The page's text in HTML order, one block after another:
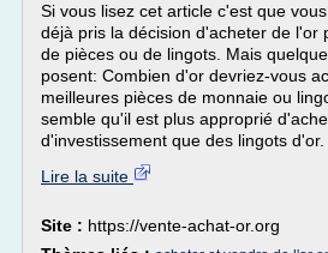
Si vous lisez cet article c'est que
déjà pris la décision d'acheter de l'or
de pièces ou de lingots. Mais
posent: Combien d'or devriez-vous
meilleures pièces de monnaie ou
semble qu'il est plus approprié
d'investissement que des lingots d'or.
Lire la suite
Site : https://vente-achat-or.org